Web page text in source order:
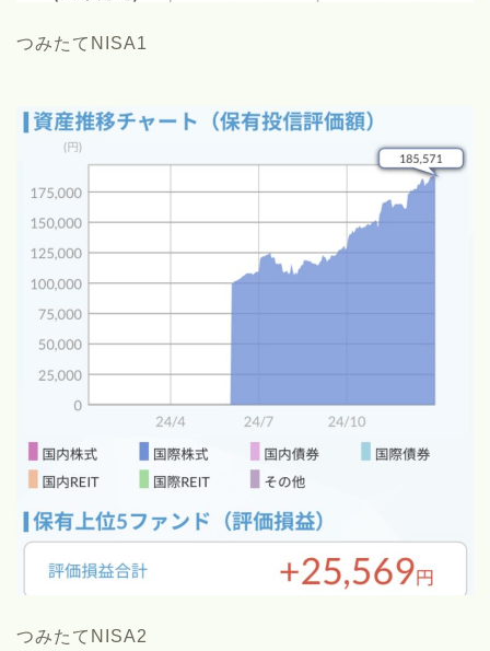
つみたてNISA1
つみたてNISA2